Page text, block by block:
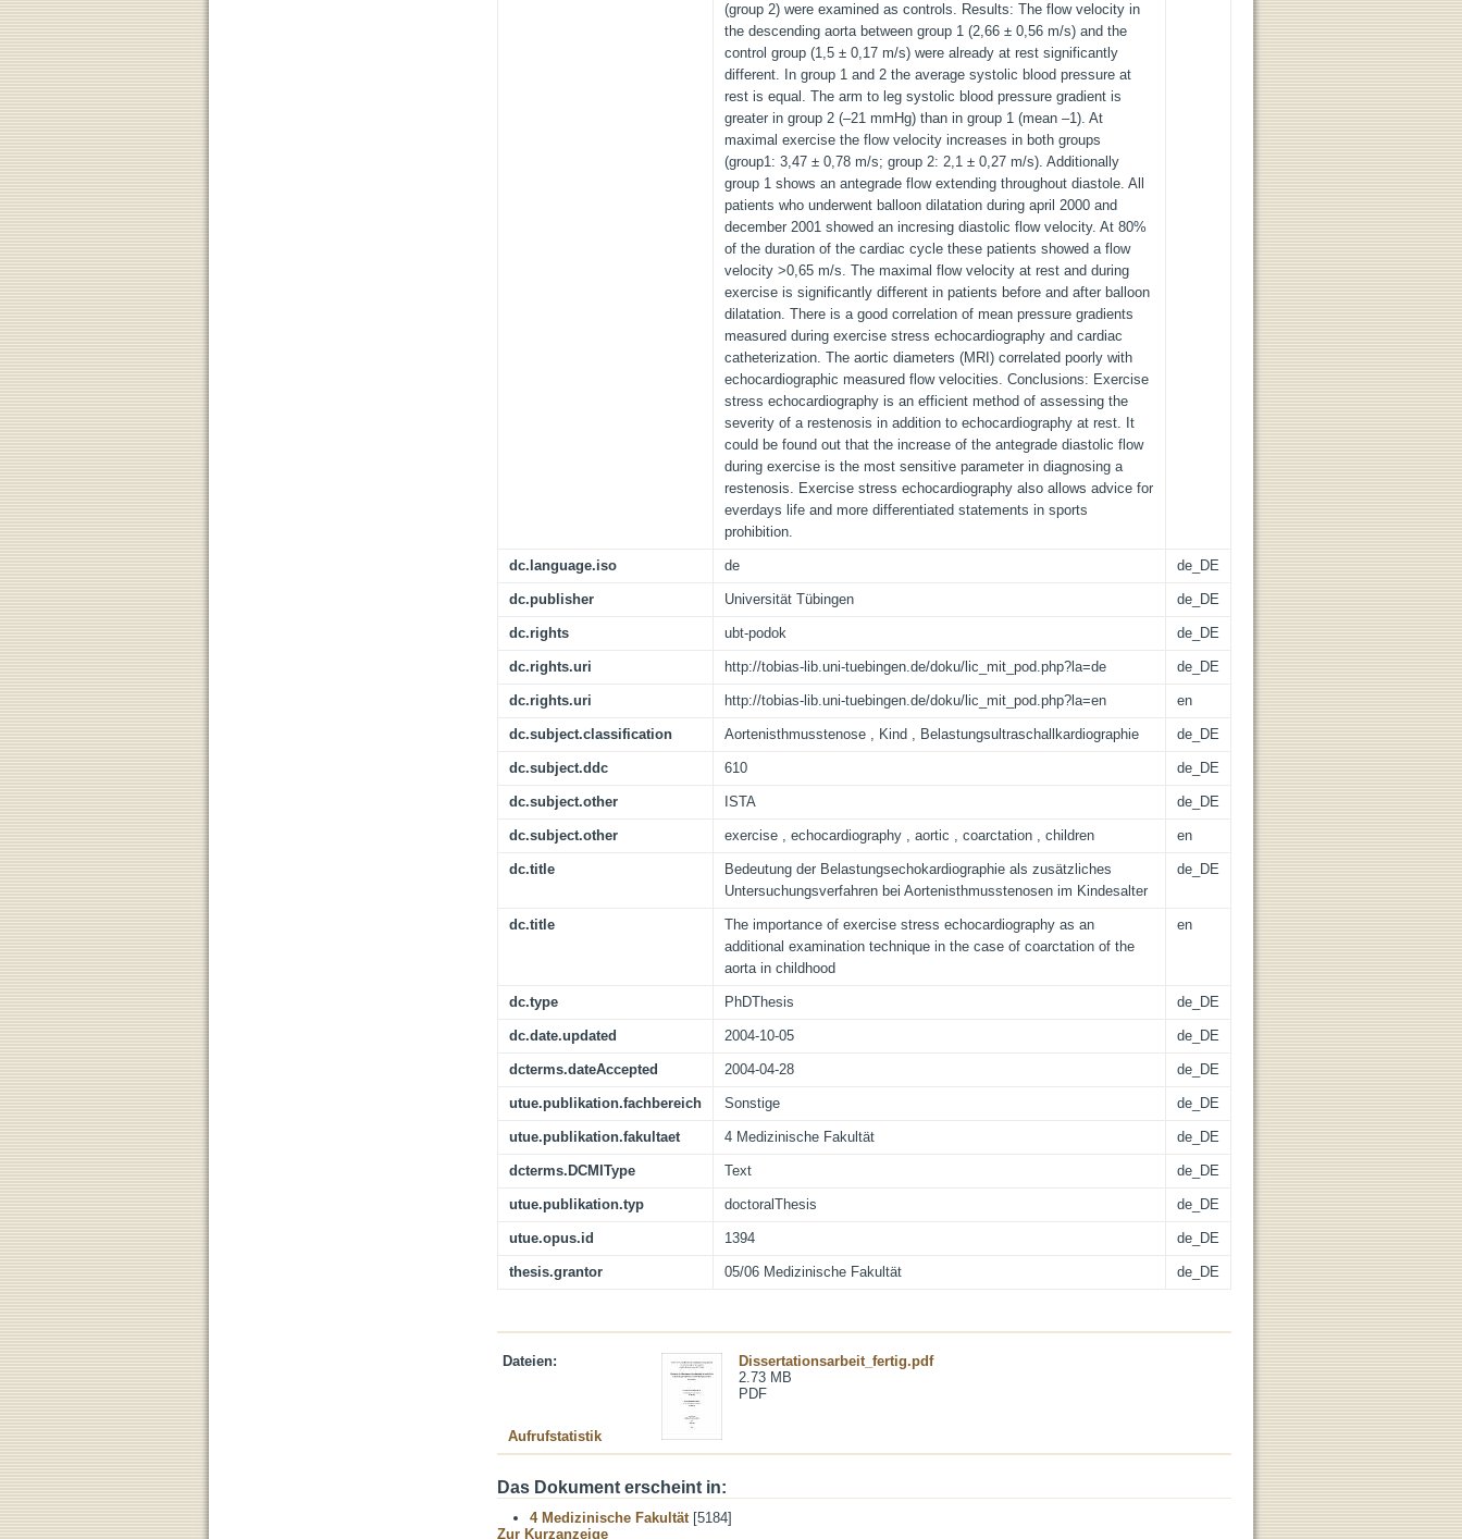
(group 2) were examined as controls. Results: The flow velocity in
the descending aorta between group 1 (2,66 ± 0,56 m/s) and the
control group (1,5 ± 0,17 m/s) were already at rest significantly
different. In group 1 and 2 the average systolic blood pressure at
rest is equal. The arm to leg systolic blood pressure gradient is
greater in group 2 (–21 mmHg) than in group 1 (mean –1). At
maximal exercise the flow velocity increases in both groups
(group1: 3,47 ± 0,78 m/s; group 2: 2,1 ± 0,27 m/s). Additionally
group 1 shows an antegrade flow extending throughout diastole. All
patients who underwent balloon dilatation during april 2000 and
december 2001 showed an incresing diastolic flow velocity. At 80%
of the duration of the cardiac cycle these patients showed a flow
velocity >0,65 m/s. The maximal flow velocity at rest and during
exercise is significantly different in patients before and after balloon
dilatation. There is a good correlation of mean pressure gradients
measured during exercise stress echocardiography and cardiac
catheterization. The aortic diameters (MRI) correlated poorly with
echocardiographic measured flow velocities. Conclusions: Exercise
stress echocardiography is an efficient method of assessing the
severity of a restenosis in addition to echocardiography at rest. It
could be found out that the increase of the antegrade diastolic flow
during exercise is the most sensitive parameter in diagnosing a
restenosis. Exercise stress echocardiography also allows advice for
everdays life and more differentiated statements in sports
prohibition.
dc.language.iso de de_DE
dc.publisher Universität Tübingen de_DE
dc.rights ubt-podok de_DE
dc.rights.uri http://tobias-lib.uni-tuebingen.de/doku/lic_mit_pod.php?la=de de_DE
dc.rights.uri http://tobias-lib.uni-tuebingen.de/doku/lic_mit_pod.php?la=en en
dc.subject.classification Aortenisthmusstenose , Kind , Belastungsultraschallkardiographie de_DE
dc.subject.ddc 610 de_DE
dc.subject.other ISTA de_DE
dc.subject.other exercise , echocardiography , aortic , coarctation , children en
dc.title
Bedeutung der Belastungsechokardiographie als zusätzliches
Untersuchungsverfahren bei Aortenisthmusstenosen im Kindesalter
de_DE
dc.title
The importance of exercise stress echocardiography as an
additional examination technique in the case of coarctation of the
aorta in childhood
en
dc.type PhDThesis de_DE
dc.date.updated 2004-10-05 de_DE
dcterms.dateAccepted 2004-04-28 de_DE
utue.publikation.fachbereich Sonstige de_DE
utue.publikation.fakultaet 4 Medizinische Fakultät de_DE
dcterms.DCMIType Text de_DE
utue.publikation.typ doctoralThesis de_DE
utue.opus.id 1394 de_DE
thesis.grantor 05/06 Medizinische Fakultät de_DE
Dateien:
Dissertationsarbeit_fertig.pdf
2.73 MB
PDF
Aufrufstatistik
Das Dokument erscheint in:
4 Medizinische Fakultät[5184]
Zur Kurzanzeige